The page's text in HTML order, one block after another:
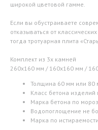
широкой цветовой гамме.
Если вы обустраиваете
отказываться от
тогда тротуарная плита
Комплект из 3х камней
260х160 мм / 160х160 мм /
Толщина 60 мм или 80
Класс бетона изделий
Марка бетона по
Водопоглощение не
Марка по